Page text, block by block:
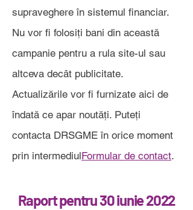
supraveghere în sistemul financiar.
Nu vor fi folosiți bani din această
campanie pentru a rula site-ul sau
altceva decât publicitate.
Actualizările vor fi furnizate aici de
îndată ce apar noutăți. Puteți
contacta DRSGME în orice moment
prin intermediulFormular de contact.
Raport pentru 30 iunie 2022